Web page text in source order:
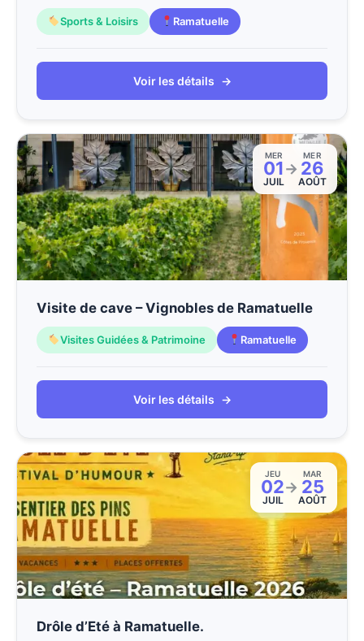
Sports & Loisirs Ramatuelle
Voir les détails →
MER
01
JUIL
→
MER
26
AOÛT
Visite de cave – Vignobles de Ramatuelle
Visites Guidées & Patrimoine Ramatuelle
Voir les détails →
JEU
02
JUIL
→
MAR
25
AOÛT
Drôle d’Eté à Ramatuelle.